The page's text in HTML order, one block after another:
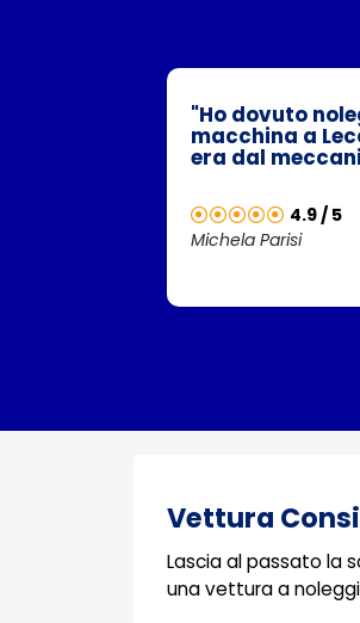
"Ho dovuto
macchina a
era dal
4.9 / 5
Michela Parisi
Vettura
Lascia al passato la
una vettura a